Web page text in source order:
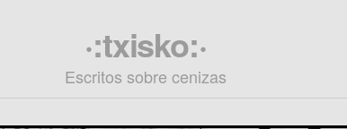
·:txisko:·
Escritos sobre cenizas